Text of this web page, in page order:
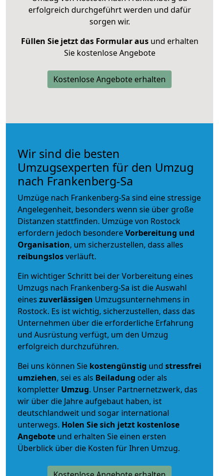
erfolgreich durchgeführt werden und dafür
sorgen wir.
Füllen Sie jetzt das Formular ausund erhalten
Sie kostenlose Angebote
Kostenlose Angebote erhalten
Wir sind die besten
Umzugsexperten für den Umzug
nach Frankenberg-Sa
Umzüge nach Frankenberg-Sa sind eine stressige
Angelegenheit, besonders wenn sie über große
Distanzen stattfinden. Umzüge von Rostock
erfordern jedoch besondereVorbereitung und
Organisation, um sicherzustellen, dass alles
reibungslosverläuft.
Ein wichtiger Schritt bei der Vorbereitung eines
Umzugs nach Frankenberg-Sa ist die Auswahl
eines zuverlässigen Umzugsunternehmens in
Rostock. Es ist wichtig, sicherzustellen, dass das
Unternehmen über die erforderliche Erfahrung
und Ausrüstung verfügt, um den Umzug
erfolgreich durchzuführen.
Bei uns können Sie kostengünstig und stressfrei
umziehen, sei es als Beiladung oder als
kompletter Umzug. Unser Partnernetzwerk, das
wir über die Jahre aufgebaut haben, ist
deutschlandweit und sogar international
unterwegs. Holen Sie sich jetzt kostenlose
Angebote und erhalten Sie einen ersten
Überblick über die Kosten für Ihren Umzug.